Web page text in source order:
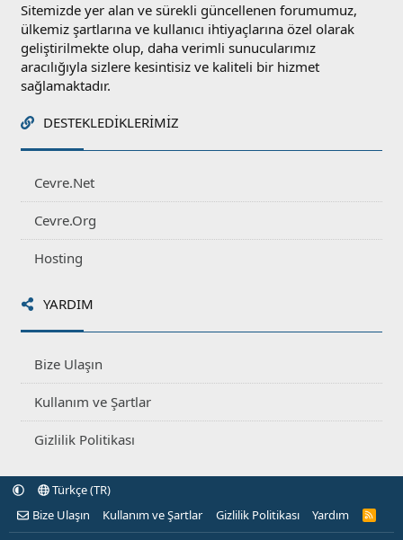
Sitemizde yer alan ve sürekli güncellenen forumumuz,
ülkemiz şartlarına ve kullanıcı ihtiyaçlarına özel olarak
geliştirilmekte olup, daha verimli sunucularımız
aracılığıyla sizlere kesintisiz ve kaliteli bir hizmet
sağlamaktadır.
DESTEKLEDIKLERIMIZ
Cevre.Net
Cevre.Org
Hosting
YARDIM
Bize Ulaşın
Kullanım ve Şartlar
Gizlilik Politikası
Türkçe (TR)
Bize Ulaşın
Kullanım ve Şartlar Gizlilik Politikası Yardım
R